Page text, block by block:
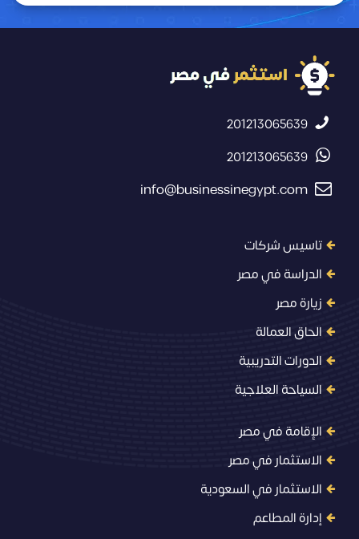
201213065639
201213065639
info@businessinegypt.com
الإقامة في مصر
الاستثمار في مصر
الاستثمار في السعودية
إدارة المطاعم
تاسيس شركات
الدراسة في مصر
زيارة مصر
الحاق العمالة
الدورات التدريبية
السياحة العلاجية